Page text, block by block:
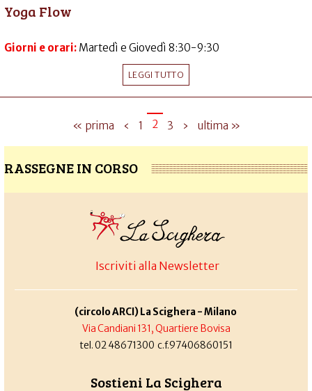
Yoga Flow
Giorni e orari: Martedì e Giovedì 8:30-9:30
LEGGI TUTTO
« prima ‹ 1 2 3 › ultima »
RASSEGNE IN CORSO
Iscriviti alla Newsletter
(circolo ARCI) La Scighera - Milano
Via Candiani 131, Quartiere Bovisa
tel. 02 48671300 c.f.97406860151
Sostieni La Scighera